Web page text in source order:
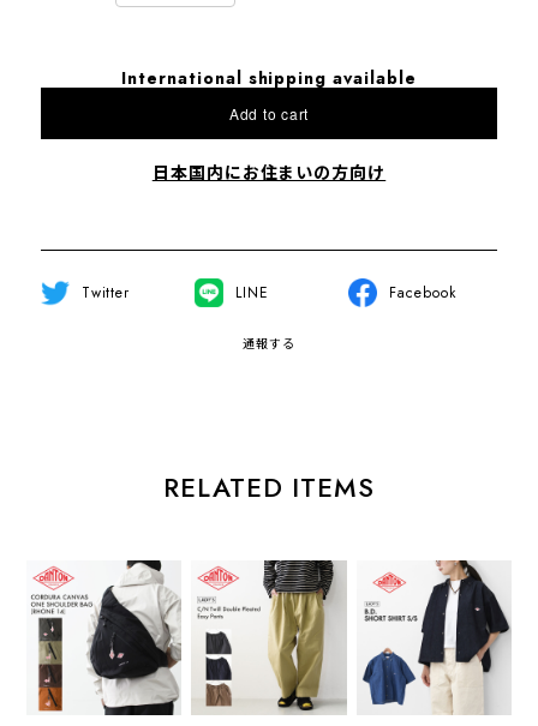
International shipping available
Add to cart
日本国内にお住まいの方向け
Twitter LINE Facebook
通報する
RELATED ITEMS